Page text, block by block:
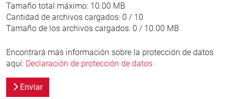
Tamaño total máximo: 10.00 MB
Cantidad de archivos cargados: 0 / 10
Tamaño de los archivos cargados: 0 / 10.00 MB
Encontrará más información sobre la protección de datos
aquí: Declaración de protección de datos
Enviar